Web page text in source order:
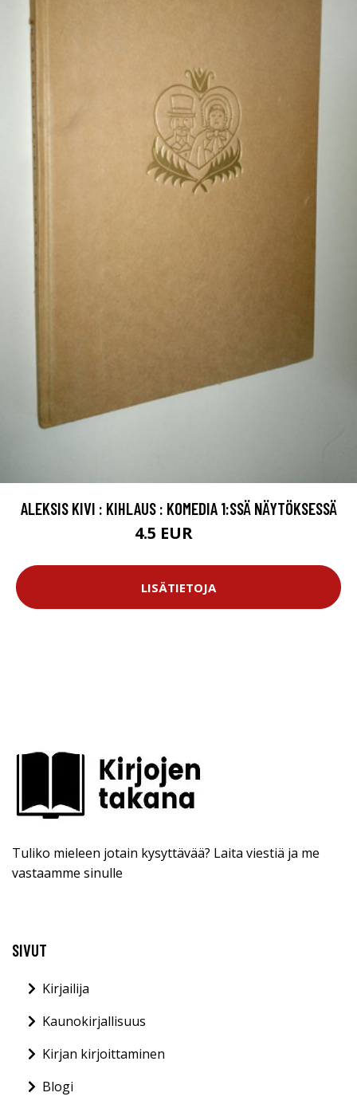
ALEKSIS KIVI : KIHLAUS : KOMEDIA 1:SSÄ NÄYTÖKSESSÄ
4.5 EUR
LISÄTIETOJA
Tuliko mieleen jotain kysyttävää? Laita viestiä ja me
vastaamme sinulle
SIVUT
Kirjailija
Kaunokirjallisuus
Kirjan kirjoittaminen
Blogi